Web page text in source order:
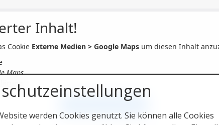
Inhalt!
Cookie Externe Medien > Google Maps um diesen Inhalt
Maps.
werden Cookies genutzt. Sie können alle Cookies